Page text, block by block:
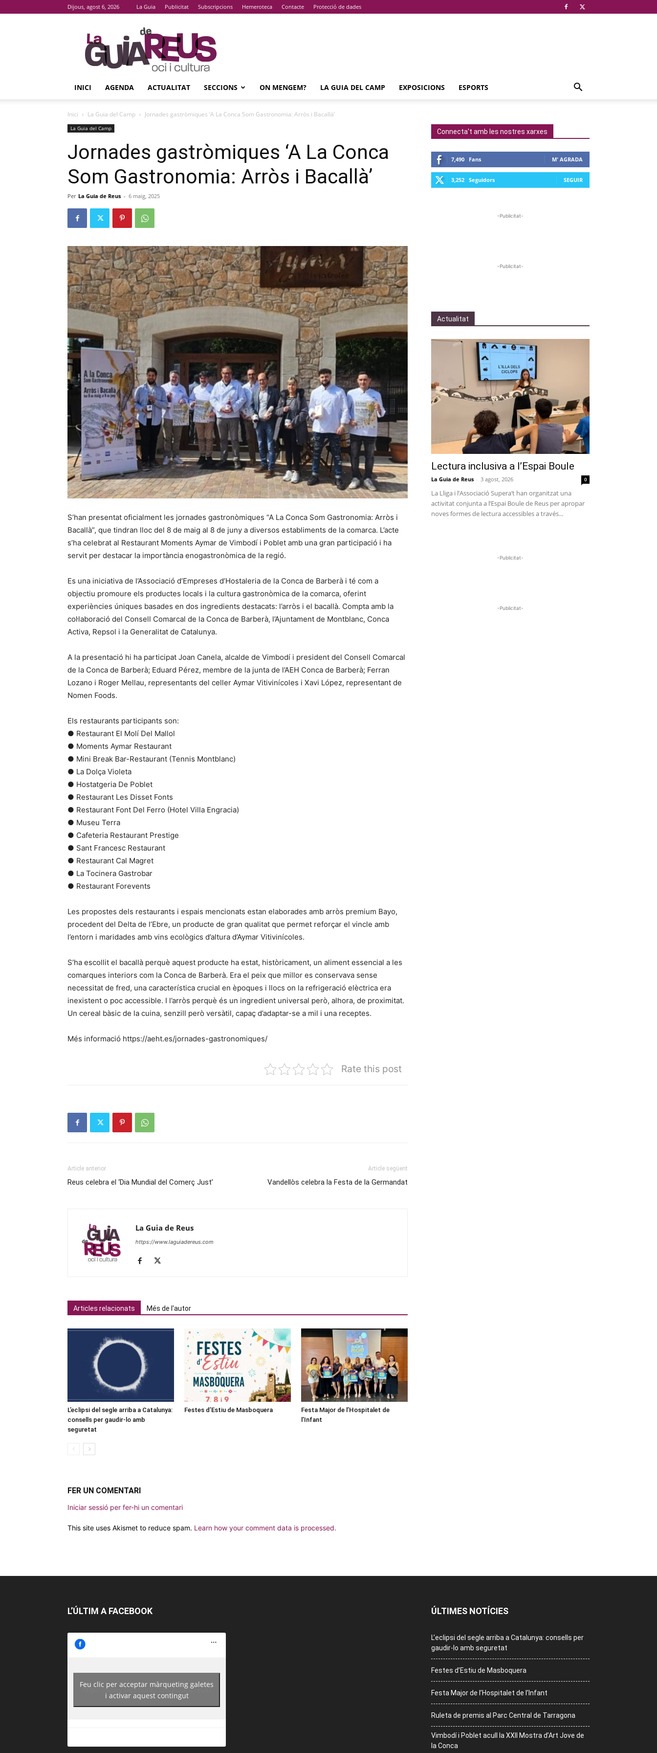
Dijous, agost 6, 2026 La Guia Publicitat Subscripcions Hemeroteca Contacte Protecció de dades
La
Guia
De
Reus
INICI AGENDA ACTUALITAT SECCIONS ON MENGEM? LA GUIA DEL CAMP EXPOSICIONS ESPORTS
Inici La Guia del Camp Jornades gastròmiques ‘A La Conca Som Gastronomia: Arròs i Bacallà’
La Guia del Camp
Jornades gastròmiques ‘A La Conca
Som Gastronomia: Arròs i Bacallà’
Per La Guia de Reus - 6 maig, 2025
S’han presentat oficialment les jornades gastronòmiques “A La Conca Som Gastronomia: Arròs i
Bacallà”, que tindran lloc del 8 de maig al 8 de juny a diversos establiments de la comarca. L’acte
s’ha celebrat al Restaurant Moments Aymar de Vimbodí i Poblet amb una gran participació i ha
servit per destacar la importància enogastronòmica de la regió.
Es una iniciativa de l’Associació d’Empreses d’Hostaleria de la Conca de Barberà i té com a
objectiu promoure els productes locals i la cultura gastronòmica de la comarca, oferint
experiències úniques basades en dos ingredients destacats: l’arròs i el bacallà. Compta amb la
col·laboració del Consell Comarcal de la Conca de Barberà, l’Ajuntament de Montblanc, Conca
Activa, Repsol i la Generalitat de Catalunya.
A la presentació hi ha participat Joan Canela, alcalde de Vimbodí i president del Consell Comarcal
de la Conca de Barberà; Eduard Pérez, membre de la junta de l’AEH Conca de Barberà; Ferran
Lozano i Roger Mellau, representants del celler Aymar Vitivinícoles i Xavi López, representant de
Nomen Foods.
Els restaurants participants son:
● Restaurant El Molí Del Mallol
● Moments Aymar Restaurant
● Mini Break Bar-Restaurant (Tennis Montblanc)
● La Dolça Violeta
● Hostatgeria De Poblet
● Restaurant Les Disset Fonts
● Restaurant Font Del Ferro (Hotel Villa Engracia)
● Museu Terra
● Cafeteria Restaurant Prestige
● Sant Francesc Restaurant
● Restaurant Cal Magret
● La Tocinera Gastrobar
● Restaurant Forevents
Les propostes dels restaurants i espais mencionats estan elaborades amb arròs premium Bayo,
procedent del Delta de l’Ebre, un producte de gran qualitat que permet reforçar el vincle amb
l’entorn i maridades amb vins ecològics d’altura d’Aymar Vitivinícoles.
S’ha escollit el bacallà perquè aquest producte ha estat, històricament, un aliment essencial a les
comarques interiors com la Conca de Barberà. Era el peix que millor es conservava sense
necessitat de fred, una característica crucial en èpoques i llocs on la refrigeració elèctrica era
inexistent o poc accessible. I l’arròs perquè és un ingredient universal però, alhora, de proximitat.
Un cereal bàsic de la cuina, senzill però versàtil, capaç d’adaptar-se a mil i una receptes.
Més informació https://aeht.es/jornades-gastronomiques/
Rate this post
Article anterior
Reus celebra el ‘Dia Mundial del Comerç Just’
Article següent
Vandellòs celebra la Festa de la Germandat
La Guia de Reus
https://www.laguiadereus.com
Articles relacionats Més de l'autor
L’eclipsi del segle arriba a Catalunya:
consells per gaudir-lo amb
seguretat
Festes d’Estiu de Masboquera
Festa Major de l’Hospitalet de
l’Infant
FER UN COMENTARI
Iniciar sessió per fer-hi un comentari
This site uses Akismet to reduce spam. Learn how your comment data is processed.
Connecta't amb les nostres xarxes
7,490 Fans M' AGRADA
3,252 Seguidors SEGUIR
-Publicitat-
-Publicitat-
Actualitat
Lectura inclusiva a l’Espai Boule
La Guia de Reus - 3 agost, 2026 0
La Lliga i l’Associació Supera’t han organitzat una
activitat conjunta a l’Espai Boule de Reus per apropar
noves formes de lectura accessibles a través...
-Publicitat-
-Publicitat-
L’ÚLTIM A FACEBOOK
https://www.facebook.com/guiadereus/
Feu clic per acceptar màrqueting galetes
i activar aquest contingut
ÚLTIMES NOTÍCIES
L’eclipsi del segle arriba a Catalunya: consells per
gaudir-lo amb seguretat
Festes d’Estiu de Masboquera
Festa Major de l’Hospitalet de l’Infant
Ruleta de premis al Parc Central de Tarragona
Vimbodí i Poblet acull la XXII Mostra d’Art Jove de
la Conca